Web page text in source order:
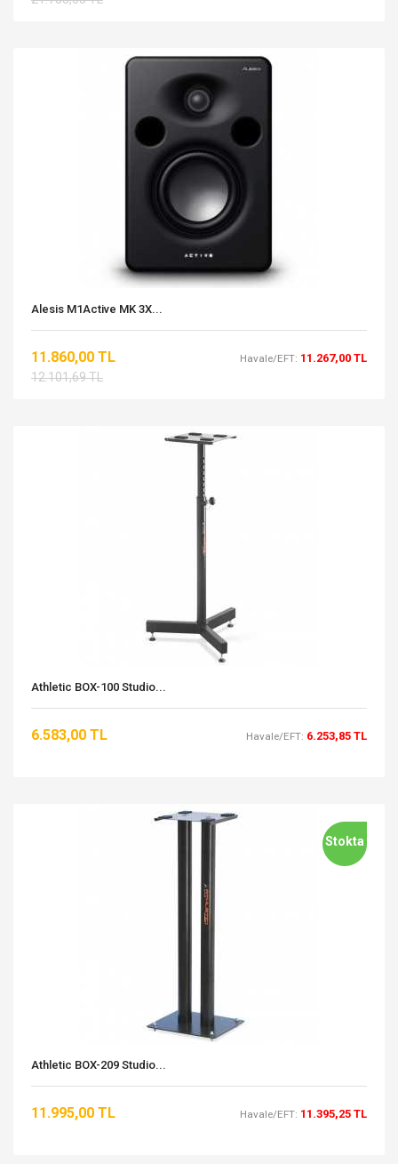
Alesis M1Active MK 3X...
11.860,00 TL
12.101,69 TL
Havale/EFT: 11.267,00 TL
Athletic BOX-100 Studio...
6.583,00 TL Havale/EFT: 6.253,85 TL
Stokta
Athletic BOX-209 Studio...
11.995,00 TL Havale/EFT: 11.395,25 TL